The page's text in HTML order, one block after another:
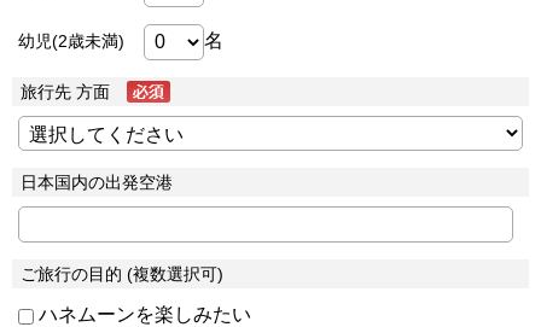
幼児(2歳未満) 名
旅行先 方面
日本国内の出発空港
ご旅行の目的 (複数選択可)
ハネムーンを楽しみたい